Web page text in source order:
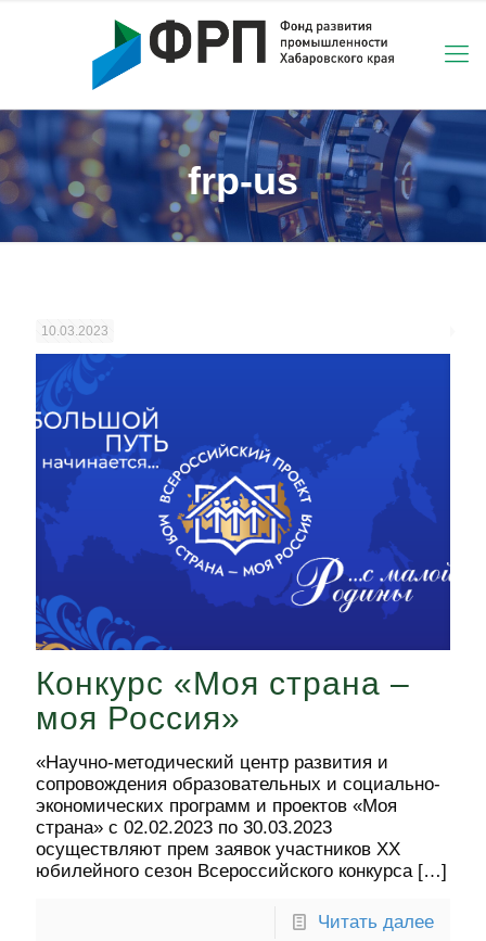
frp-us
10.03.2023
Конкурс «Моя страна –
моя Россия»
«Научно-методический центр развития и
сопровождения образовательных и социально-
экономических программ и проектов «Моя
страна» с 02.02.2023 по 30.03.2023
осуществляют прем заявок участников XX
юбилейного сезон Всероссийского конкурса[…]
Читать далее